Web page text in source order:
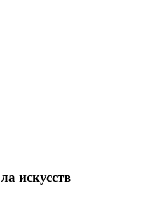
искусств